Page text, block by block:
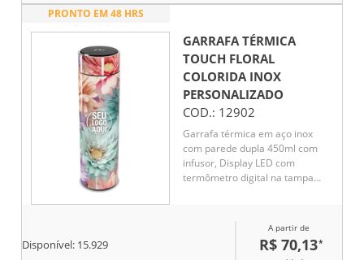
PRONTO EM 48 HRS
GARRAFA TÉRMICA
TOUCH FLORAL
COLORIDA INOX
PERSONALIZADO
COD.: 12902
Garrafa térmica em aço inox
com parede dupla 450ml com
infusor, Display LED com
termômetro digital na tampa
Disponível: 15.929
A partir de
R$ 70,13*